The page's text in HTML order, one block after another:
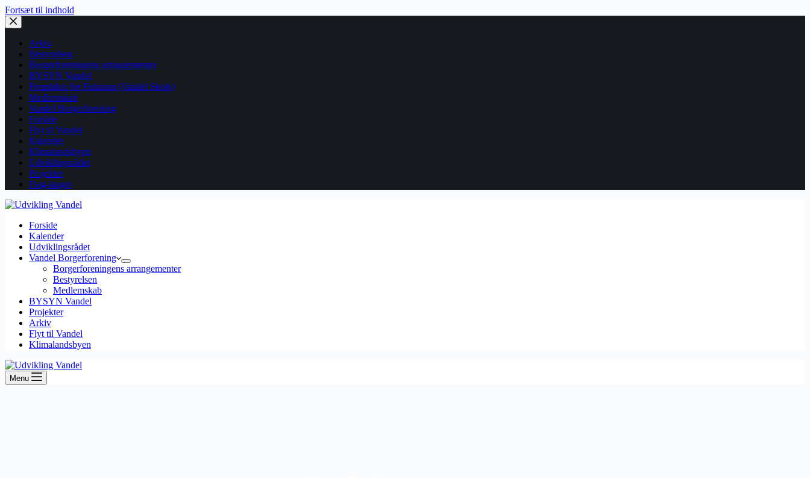
Fortsæt til indhold
Arkiv
Bestyrelsen
Borgerforeningens arrangementer
BYSYN Vandel
Fremtiden for Futurum (Vandel Skole)
Medlemskab
Vandel Borgerforening
Forside
Flyt til Vandel
Kalender
Klimalandsbyen
Udviklingsrådet
Projekter
Flag-lauget
Forside
Kalender
Udviklingsrådet
Vandel Borgerforening
Borgerforeningens arrangementer
Bestyrelsen
Medlemskab
BYSYN Vandel
Projekter
Arkiv
Flyt til Vandel
Klimalandsbyen
Menu